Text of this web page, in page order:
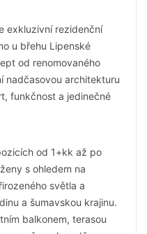
exkluzivní rezidenční
u břehu Lipenské
od renomovaného
nadčasovou architekturu
funkčnost a jedinečné
od 1+kk až po
s ohledem na
světla a
a šumavskou krajinu.
balkonem, terasou